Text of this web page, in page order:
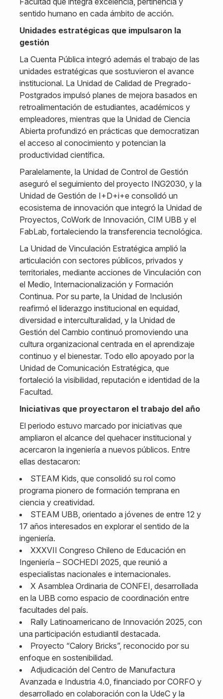
sentido humano en cada ámbito de acción.
Unidades estratégicas que impulsaron la
gestión
La Cuenta Pública integró además el trabajo de las
unidades estratégicas que sostuvieron el avance
institucional. La Unidad de Calidad de Pregrado-
Postgrados impulsó planes de mejora basados en
retroalimentación de estudiantes, académicos y
empleadores, mientras que la Unidad de Ciencia
Abierta profundizó en prácticas que democratizan
el acceso al conocimiento y potencian la
productividad científica.
Paralelamente, la Unidad de Control de Gestión
aseguró el seguimiento del proyecto ING2030, y la
Unidad de Gestión de I+D+i+e consolidó un
ecosistema de innovación que integró la Unidad de
Proyectos, CoWork de Innovación, CIM UBB y el
FabLab, fortaleciendo la transferencia tecnológica.
La Unidad de Vinculación Estratégica amplió la
articulación con sectores públicos, privados y
territoriales, mediante acciones de Vinculación con
el Medio, Internacionalización y Formación
Continua. Por su parte, la Unidad de Inclusión
reafirmó el liderazgo institucional en equidad,
diversidad e interculturalidad, y la Unidad de
Gestión del Cambio continuó promoviendo una
cultura organizacional centrada en el aprendizaje
continuo y el bienestar. Todo ello apoyado por la
Unidad de Comunicación Estratégica, que
fortaleció la visibilidad, reputación e identidad de la
Facultad.
Iniciativas que proyectaron el trabajo del año
El periodo estuvo marcado por iniciativas que
ampliaron el alcance del quehacer institucional y
acercaron la ingeniería a nuevos públicos. Entre
ellas destacaron:
STEAM Kids, que consolidó su rol como
programa pionero de formación temprana en
ciencia y creatividad.
STEAM UBB, orientado a jóvenes de entre 12 y
17 años interesados en explorar el sentido de la
ingeniería.
XXXVII Congreso Chileno de Educación en
Ingeniería – SOCHEDI 2025, que reunió a
especialistas nacionales e internacionales.
X Asamblea Ordinaria de CONFEI, desarrollada
en la UBB como espacio de coordinación entre
facultades del país.
Rally Latinoamericano de Innovación 2025, con
una participación estudiantil destacada.
Proyecto “Calory Bricks”, reconocido por su
enfoque en sostenibilidad.
Adjudicación del Centro de Manufactura
Avanzada e Industria 4.0, financiado por CORFO y
desarrollado en colaboración con la UdeC y la